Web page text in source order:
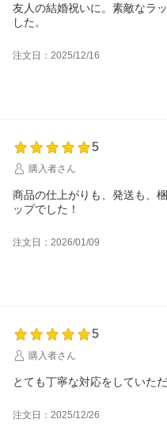
友人の結婚祝いに。素敵なラ
した。
注文日：2025/12/16
5
購入者さん
商品の仕上がりも、発送も、
ップでした！
注文日：2026/01/09
5
購入者さん
とても丁寧な対応をしていた
注文日：2025/12/26